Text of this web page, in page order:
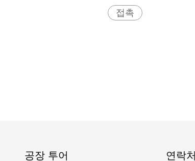
접촉
공장 투어 연락처